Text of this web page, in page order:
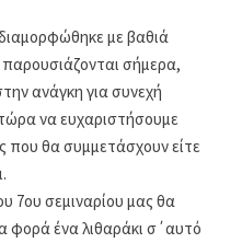
με βαθιά
σήμερα,
ανάγκη για συνεχή
να ευχαριστήσουμε
που θα συμμετάσχουν είτε
7ου σεμιναρίου μας θα
φορά ένα λιθαράκι σ΄αυτό